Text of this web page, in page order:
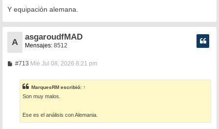
Y equipación alemana.
A
asgaroudfMAD
Mensajes: 8512
#713M
s
a
j
Mié Jul 08, 2026 8:21 pm
MarquesRM escribió: ↑
Son muy malos.
Ese es el análisis con Alemania.